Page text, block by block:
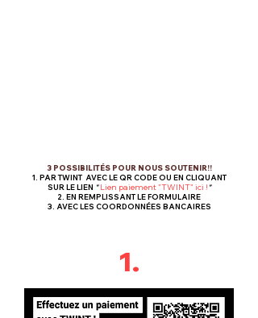
3 POSSIBILITÉS POUR NOUS SOUTENIR!!
1. PAR TWINT AVEC LE QR CODE OU EN CLIQUANT
SUR LE LIEN " Lien paiement "TWINT" ici ! "
2. EN REMPLISSANT LE FORMULAIRE
3. AVEC LES COORDONNÉES BANCAIRES
1.